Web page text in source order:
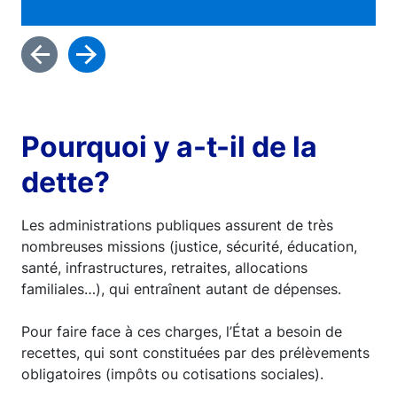
Pourquoi y a-t-il de la
dette?
Les administrations publiques assurent de très
nombreuses missions (justice, sécurité, éducation,
santé, infrastructures, retraites, allocations
familiales…), qui entraînent autant de dépenses.
Pour faire face à ces charges, l’État a besoin de
recettes, qui sont constituées par des prélèvements
obligatoires (impôts ou cotisations sociales).